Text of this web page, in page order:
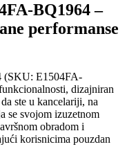
BQ1964 –
performanse
(SKU: E1504FA-
dizajniran
ste u kancelariji, na
se svojom izuzetnom
obradom i
korisnicima pouzdan